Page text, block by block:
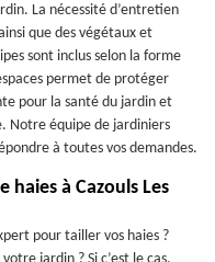
La nécessité d’entretien
que des végétaux et
sont inclus selon la forme
permet de protéger
pour la santé du jardin et
Notre équipe de jardiniers
à toutes vos demandes.
haies à Cazouls Les
pour tailler vos haies ?